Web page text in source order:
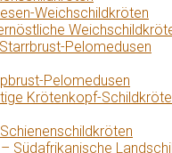
Weichschildkröten
Pelomedusen
Pelomedusen
Krötenkopf-
Südafrikanische